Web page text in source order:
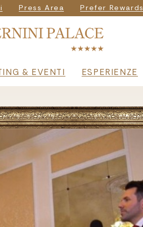
Press Area Prefer Rewards
& EVENTI ESPERIENZE